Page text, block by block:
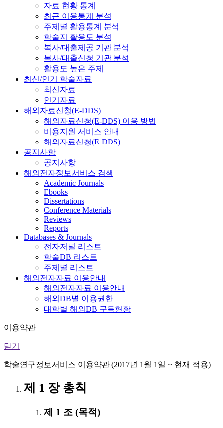
자료 현황 통계
최근 이용통계 분석
주제별 활용통계 분석
학술지 활용도 분석
복사/대출제공 기관 분석
복사/대출신청 기관 분석
활용도 높은 주제
최신/인기 학술자료
최신자료
인기자료
해외자료신청(E-DDS)
해외자료신청(E-DDS) 이용 방법
비용지원 서비스 안내
해외자료신청(E-DDS)
공지사항
공지사항
해외전자정보서비스 검색
Academic Journals
Ebooks
Dissertations
Conference Materials
Reviews
Reports
Databases & Journals
전자저널 리스트
학술DB 리스트
주제별 리스트
해외전자자료 이용안내
해외전자자료 이용안내
해외DB별 이용권한
대학별 해외DB 구독현황
이용약관
닫기
학술연구정보서비스 이용약관 (2017년 1월 1일 ~ 현재 적용)
제 1 장 총칙
제 1 조 (목적)